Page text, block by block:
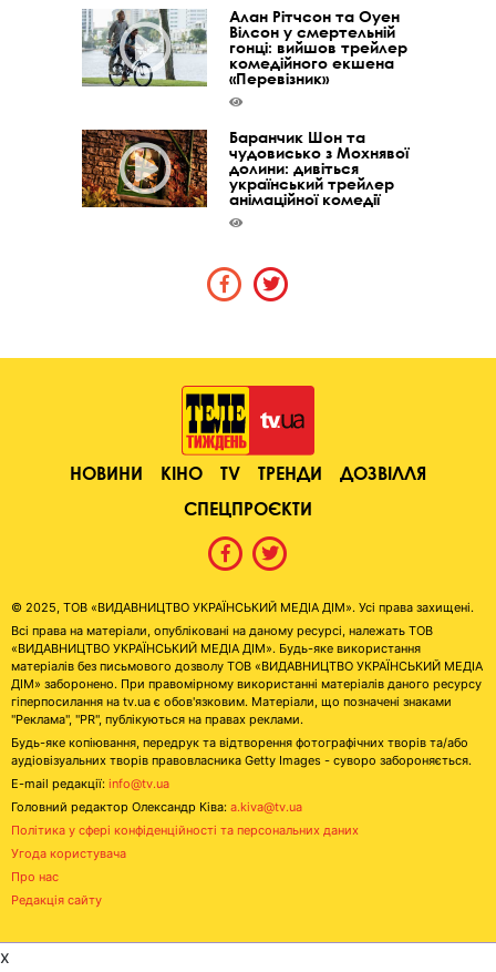
Алан Рітчсон та Оуен
Вілсон у смертельній
гонці: вийшов трейлер
комедійного екшена
«Перевізник»
Баранчик Шон та
чудовисько з Мохнявої
долини: дивіться
український трейлер
анімаційної комедії
НОВИНИ КІНО TV ТРЕНДИ
ДОЗВІЛЛЯ
СПЕЦПРОЄКТИ
© 2025, ТОВ «ВИДАВНИЦТВО УКРАЇНСЬКИЙ МЕДІА ДІМ». Усі права захищені.
Всі права на матеріали, опубліковані на даному ресурсі, належать ТОВ
«ВИДАВНИЦТВО УКРАЇНСЬКИЙ МЕДІА ДІМ». Будь-яке використання
матеріалів без письмового дозволу ТОВ «ВИДАВНИЦТВО УКРАЇНСЬКИЙ МЕДІА
ДІМ» заборонено. При правомірному використанні матеріалів даного ресурсу
гіперпосилання на tv.ua є обов'язковим. Матеріали, що позначені знаками
"Реклама", "PR", публікуються на правах реклами.
Будь-яке копіювання, передрук та відтворення фотографічних творів та/або
аудіовізуальних творів правовласника Getty Images - суворо забороняється.
E-mail редакції: info@tv.ua
Головний редактор Олександр Ківа: a.kiva@tv.ua
Політика у сфері конфіденційності та персональних даних
Угода користувача
Про нас
Редакція сайту
x